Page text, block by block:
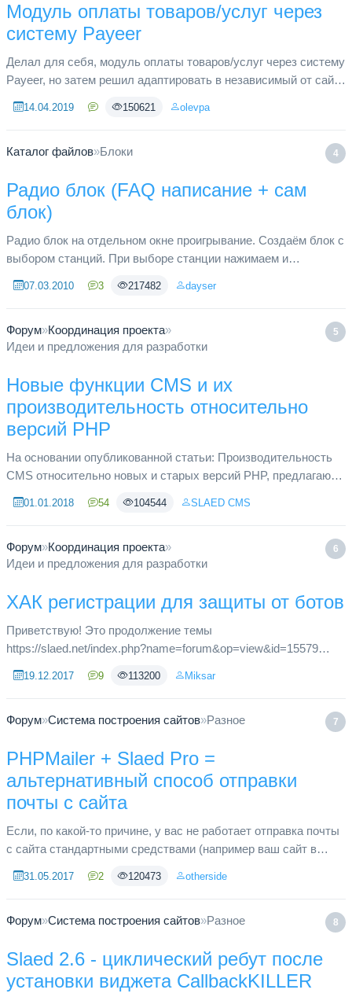
Модуль оплаты товаров/услуг через
систему Payeer
Делал для себя, модуль оплаты товаров/услуг через систему
Payeer, но затем решил адаптировать в независимый от сайта
Тестировалось на...
14.04.2019 150621 olevpa
4
Каталог файлов»Блоки
Радио блок (FAQ написание + сам
блок)
Радио блок на отдельном окне проигрывание. Создаём блок с
выбором станций. При выборе станции нажимаем и
SLAEDe. Решил перепрыгнут...
07.03.2010 3 217482 dayser
5
Форум»Координация проекта»
Идеи и предложения для разработки
Новые функции CMS и их
производительность относительно
версий PHP
На основании опубликованной статьи: Производительность
CMS относительно новых и старых версий PHP, предлагаю
шаблонизатора системы. Стар...
01.01.2018 54 104544 SLAED CMS
6
Форум»Координация проекта»
Идеи и предложения для разработки
ХАК регистрации для защиты от ботов
Приветствую! Это продолжение темы
https://slaed.net/index.php?name=forum&op=view&id=15579
подойдут для любых версий системы, потому ...
19.12.2017 9 113200 Miksar
7
Форум»Система построения сайтов»Разное
PHPMailer + Slaed Pro =
альтернативный способ отправки
почты с сайта
Если, по какой-то причине, у вас не работает отправка почты
с сайта стандартными средствами (например ваш сайт в
почты происхо...
31.05.2017 2 120473 otherside
8
Форум»Система построения сайтов»Разное
Slaed 2.6 - циклический ребут после
установки виджета CallbackKILLER